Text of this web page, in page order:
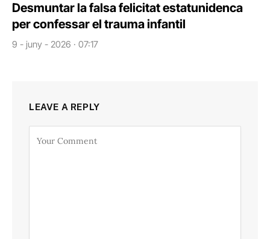
Desmuntar la falsa felicitat estatunidenca
per confessar el trauma infantil
9 - juny - 2026 · 07:17
LEAVE A REPLY